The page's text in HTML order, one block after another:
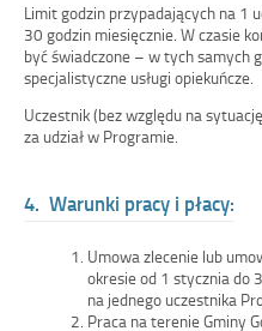
Limit godzin przypadających na 1
30 godzin miesięcznie. W czasie
być świadczone – w tych samych
specjalistyczne usługi opiekuńcze.
Uczestnik (bez względu na
za udział w Programie.
4. Warunki pracy i płacy:
Umowa zlecenie lub
okresie od 1 stycznia do
na jednego uczestnika
Praca na terenie Gminy